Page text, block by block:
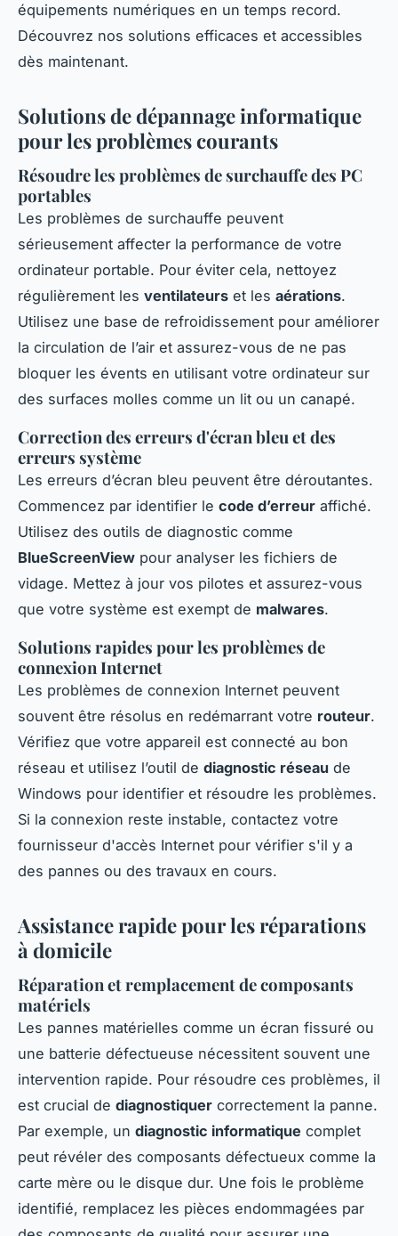
équipements numériques en un temps record.
Découvrez nos solutions efficaces et accessibles
dès maintenant.
Solutions de dépannage informatique
pour les problèmes courants
Résoudre les problèmes de surchauffe des PC
portables
Les problèmes de surchauffe peuvent
sérieusement affecter la performance de votre
ordinateur portable. Pour éviter cela, nettoyez
régulièrement les ventilateurs et les aérations.
Utilisez une base de refroidissement pour améliorer
la circulation de l’air et assurez-vous de ne pas
bloquer les évents en utilisant votre ordinateur sur
des surfaces molles comme un lit ou un canapé.
Correction des erreurs d'écran bleu et des
erreurs système
Les erreurs d’écran bleu peuvent être déroutantes.
Commencez par identifier le code d’erreur affiché.
Utilisez des outils de diagnostic comme
BlueScreenView pour analyser les fichiers de
vidage. Mettez à jour vos pilotes et assurez-vous
que votre système est exempt de malwares.
Solutions rapides pour les problèmes de
connexion Internet
Les problèmes de connexion Internet peuvent
souvent être résolus en redémarrant votre routeur.
Vérifiez que votre appareil est connecté au bon
réseau et utilisez l’outil de diagnostic réseau de
Windows pour identifier et résoudre les problèmes.
Si la connexion reste instable, contactez votre
fournisseur d'accès Internet pour vérifier s'il y a
des pannes ou des travaux en cours.
Assistance rapide pour les réparations
à domicile
Réparation et remplacement de composants
matériels
Les pannes matérielles comme un écran fissuré ou
une batterie défectueuse nécessitent souvent une
intervention rapide. Pour résoudre ces problèmes, il
est crucial de diagnostiquer correctement la panne.
Par exemple, un diagnostic informatique complet
peut révéler des composants défectueux comme la
carte mère ou le disque dur. Une fois le problème
identifié, remplacez les pièces endommagées par